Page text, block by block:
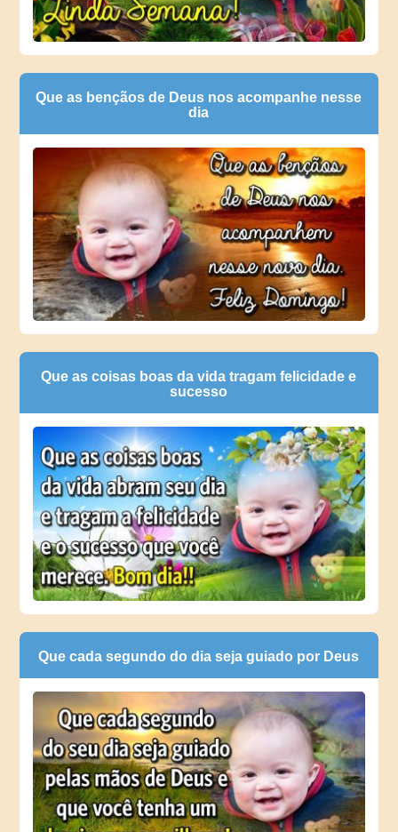
Que as bençãos de Deus nos acompanhe nesse
dia
Que as coisas boas da vida tragam felicidade e
sucesso
Que cada segundo do dia seja guiado por Deus